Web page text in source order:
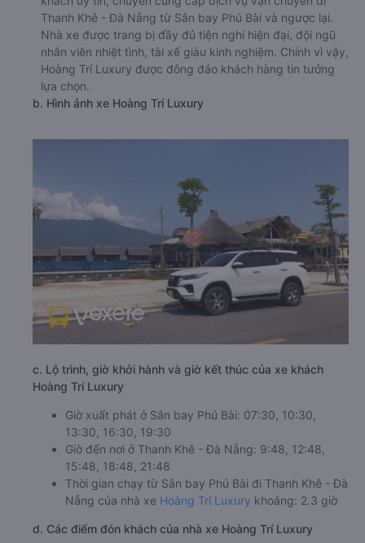
Thanh Khê - Đà Nẵng từ Sân bay Phú Bài và ngược lại.
Nhà xe được trang bị đầy đủ tiện nghi hiện đại, đội ngũ
nhân viên nhiệt tình, tài xế giàu kinh nghiệm. Chính vì vậy,
Hoàng Trí Luxury được đông đảo khách hàng tin tưởng
lựa chọn.
b. Hình ảnh xe Hoàng Trí Luxury
c. Lộ trình, giờ khởi hành và giờ kết thúc của xe khách
Hoàng Trí Luxury
Giờ xuất phát ở Sân bay Phú Bài: 07:30, 10:30,
13:30, 16:30, 19:30
Giờ đến nơi ở Thanh Khê - Đà Nẵng: 9:48, 12:48,
15:48, 18:48, 21:48
Thời gian chạy từ Sân bay Phú Bài đi Thanh Khê - Đà
Nẵng của nhà xe Hoàng Trí Luxury khoảng: 2.3 giờ
d. Các điểm đón khách của nhà xe Hoàng Trí Luxury